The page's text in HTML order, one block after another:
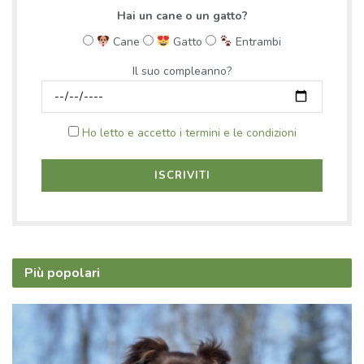
Hai un cane o un gatto?
Cane
Gatto
Entrambi
Il suo compleanno?
Ho letto e accetto i termini e le condizioni
Più popolari